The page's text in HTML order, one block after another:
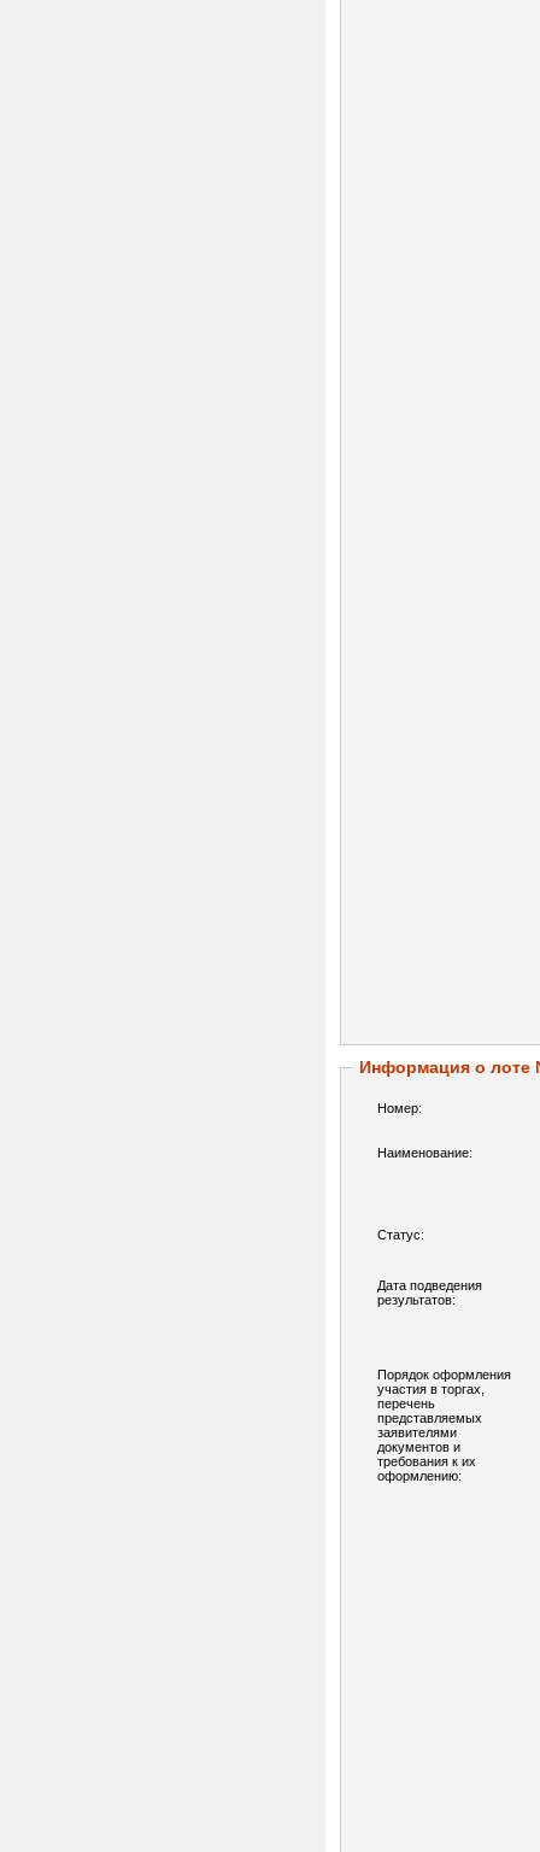
Информация о лоте
Номер:
Наименование:
Статус:
Дата подведения
результатов:
Порядок оформления
участия в торгах,
перечень
представляемых
заявителями
документов и
требования к их
оформлению: